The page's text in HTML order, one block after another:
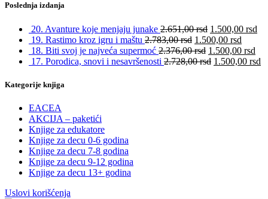
Poslednja izdanja
20. Avanture koje menjaju junake 2.651,00rsd 1.500,00 rsd
19. Rastimo kroz igru i maštu 2.783,00rsd 1.500,00 rsd
18. Biti svoj je najveća supermoć 2.376,00rsd 1.500,00 rsd
17. Porodica, snovi i nesavršenosti 2.728,00rsd 1.500,00 rsd
Kategorije knjiga
EACEA
AKCIJA – paketići
Knjige za edukatore
Knjige za decu 0-6 godina
Knjige za decu 7-8 godina
Knjige za decu 9-12 godina
Knjige za decu 13+ godina
Uslovi korišćenja